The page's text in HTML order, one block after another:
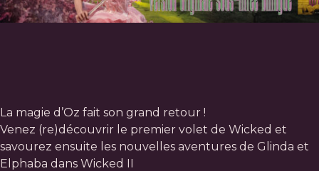
La magie d’Oz fait son grand retour !
Venez (re)découvrir le premier volet de Wicked et
savourez ensuite les nouvelles aventures de Glinda et
Elphaba dans Wicked II